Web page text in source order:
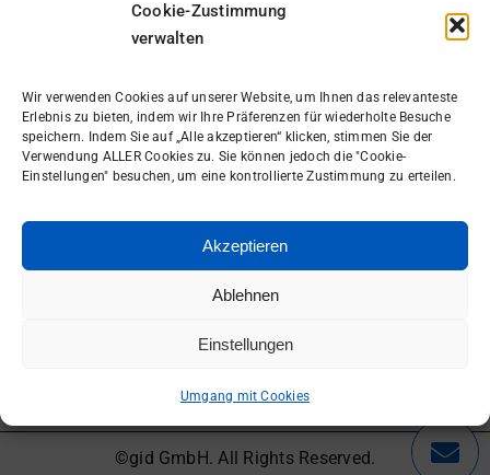
Cookie-Zustimmung
verwalten
Wir verwenden Cookies auf unserer Website, um Ihnen das relevanteste
Erlebnis zu bieten, indem wir Ihre Präferenzen für wiederholte Besuche
speichern. Indem Sie auf „Alle akzeptieren“ klicken, stimmen Sie der
Verwendung ALLER Cookies zu. Sie können jedoch die "Cookie-
Einstellungen" besuchen, um eine kontrollierte Zustimmung zu erteilen.
Akzeptieren
Ablehnen
Einstellungen
Umgang mit Cookies
Ich möchte den gid Newsletter erhalten.
Anmelden
Gutes Ticket
=
Schnellere Lösung
Hier entlang
©gid GmbH. All Rights Reserved.